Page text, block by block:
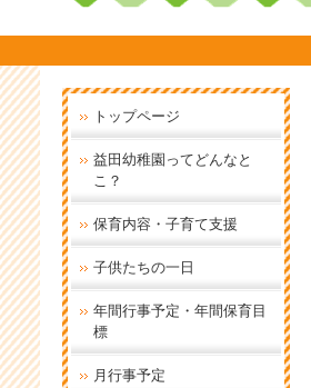
トップページ
益田幼稚園ってどんなと
こ？
保育内容・子育て支援
子供たちの一日
年間行事予定・年間保育目
標
月行事予定